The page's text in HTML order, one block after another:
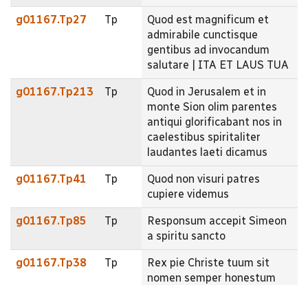
g01167.Tp27 Tp
Quod est magnificum et
admirabile cunctisque
gentibus ad invocandum
salutare | ITA ET LAUS TUA
g01167.Tp213 Tp
Quod in Jerusalem et in
monte Sion olim parentes
antiqui glorificabant nos in
caelestibus spiritaliter
laudantes laeti dicamus
g01167.Tp41 Tp
Quod non visuri patres
cupiere videmus
g01167.Tp85 Tp
Responsum accepit Simeon
a spiritu sancto
g01167.Tp38 Tp
Rex pie Christe tuum sit
nomen semper honestum